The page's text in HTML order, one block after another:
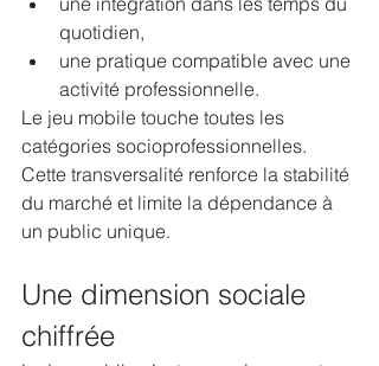
quotidien,
une pratique compatible avec une
activité professionnelle.
Le jeu mobile touche toutes les
catégories socioprofessionnelles.
Cette transversalité renforce la stabilité
du marché et limite la dépendance à
un public unique.
Une dimension sociale
chiffrée